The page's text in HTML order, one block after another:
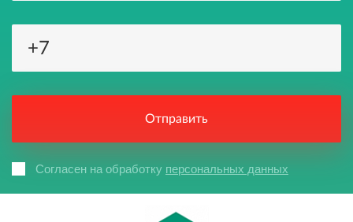
Согласен на обработку персональных данных